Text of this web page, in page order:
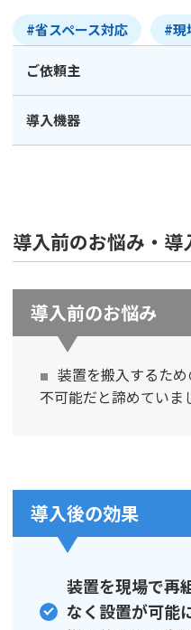
#省スペース対応 #現
ご依頼主
導入機器
導入前のお悩み・導
導入前のお悩み
装置を搬入するた
不可能だと諦めていま
導入後の効果
装置を現場で再
なく設置が可能